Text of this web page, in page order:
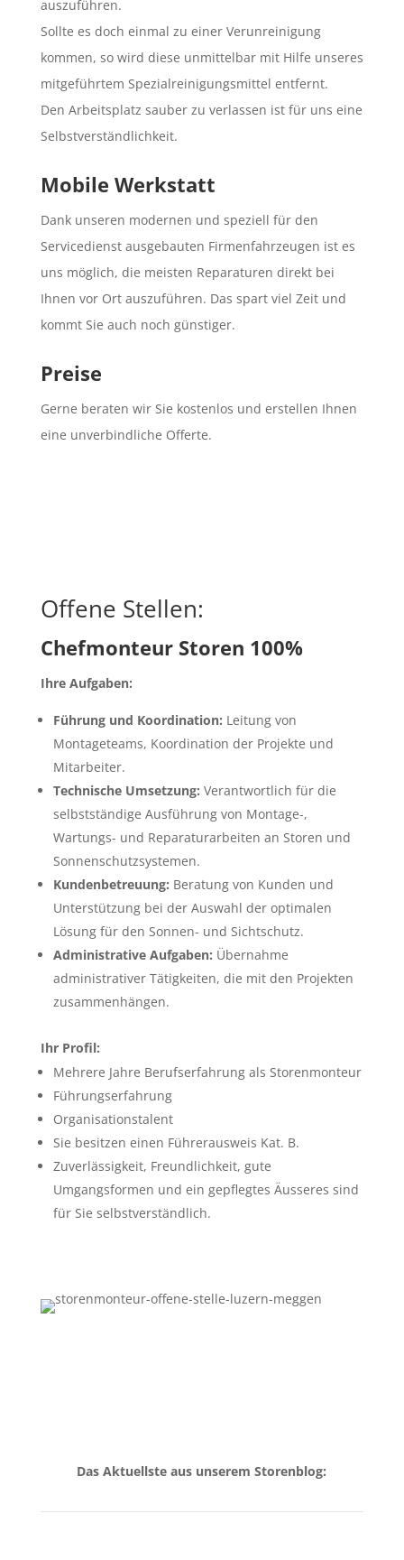
auszuführen.
Sollte es doch einmal zu einer Verunreinigung
kommen, so wird diese unmittelbar mit Hilfe unseres
mitgeführtem Spezialreinigungsmittel entfernt.
Den Arbeitsplatz sauber zu verlassen ist für uns eine
Selbstverständlichkeit.
Mobile Werkstatt
Dank unseren modernen und speziell für den
Servicedienst ausgebauten Firmenfahrzeugen ist es
uns möglich, die meisten Reparaturen direkt bei
Ihnen vor Ort auszuführen. Das spart viel Zeit und
kommt Sie auch noch günstiger.
Preise
Gerne beraten wir Sie kostenlos und erstellen Ihnen
eine unverbindliche Offerte.
Offene Stellen:
Chefmonteur Storen 100%
Ihre Aufgaben:
Führung und Koordination: Leitung von
Montageteams, Koordination der Projekte und
Mitarbeiter.
Technische Umsetzung: Verantwortlich für die
selbstständige Ausführung von Montage-,
Wartungs- und Reparaturarbeiten an Storen und
Sonnenschutzsystemen.
Kundenbetreuung: Beratung von Kunden und
Unterstützung bei der Auswahl der optimalen
Lösung für den Sonnen- und Sichtschutz.
Administrative Aufgaben: Übernahme
administrativer Tätigkeiten, die mit den Projekten
zusammenhängen.
Ihr Profil:
Mehrere Jahre Berufserfahrung als Storenmonteur
Führungserfahrung
Organisationstalent
Sie besitzen einen Führerausweis Kat. B.
Zuverlässigkeit, Freundlichkeit, gute
Umgangsformen und ein gepflegtes Äusseres sind
für Sie selbstverständlich.
Das Aktuellste aus unserem Storenblog: